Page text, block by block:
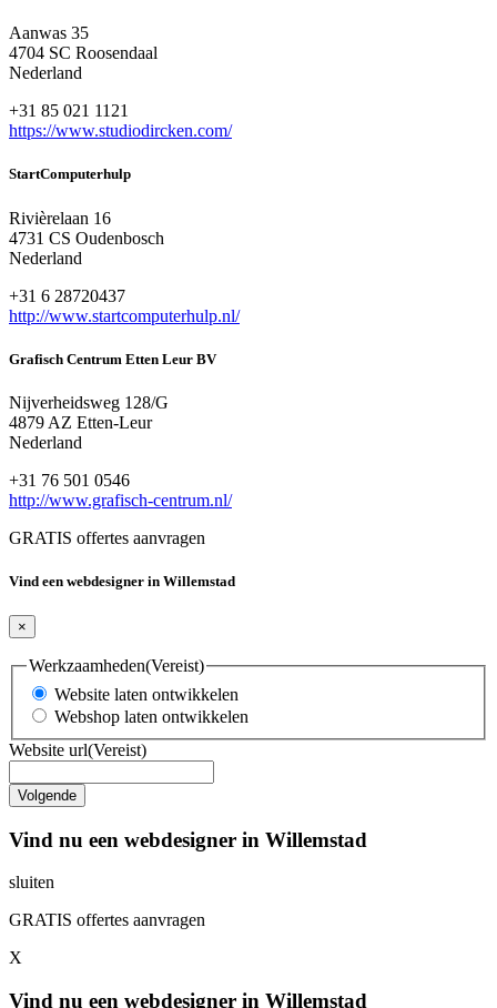
Aanwas 35
4704 SC Roosendaal
Nederland
+31 85 021 1121
https://www.studiodircken.com/
StartComputerhulp
Rivièrelaan 16
4731 CS Oudenbosch
Nederland
+31 6 28720437
http://www.startcomputerhulp.nl/
Grafisch Centrum Etten Leur BV
Nijverheidsweg 128/G
4879 AZ Etten-Leur
Nederland
+31 76 501 0546
http://www.grafisch-centrum.nl/
GRATIS offertes aanvragen
Vind een webdesigner in Willemstad
×
Werkzaamheden(Vereist)
Website laten ontwikkelen
Webshop laten ontwikkelen
Website url(Vereist)
Vind nu een webdesigner in Willemstad
sluiten
GRATIS offertes aanvragen
X
Vind nu een webdesigner in Willemstad